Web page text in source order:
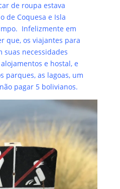
de roupa estava
de Coquesa e Isla
Infelizmente em
que, os viajantes para
suas necessidades
e hostal, e
parques, as lagoas, um
pagar 5 bolivianos.